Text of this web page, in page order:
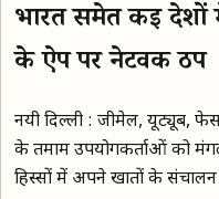
भारत समेत कई देशों
के ऐप पर नेटवर्क ठप
नयी दिल्ली : जीमेल, यूट्यूब,
के तमाम उपयोगकर्ताओं को
हिस्सों में अपने खातों के